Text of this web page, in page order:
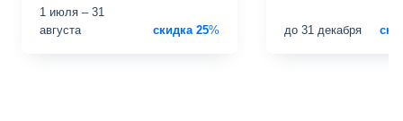
1 июля – 31
августа
скидка 25% до 31 декабря